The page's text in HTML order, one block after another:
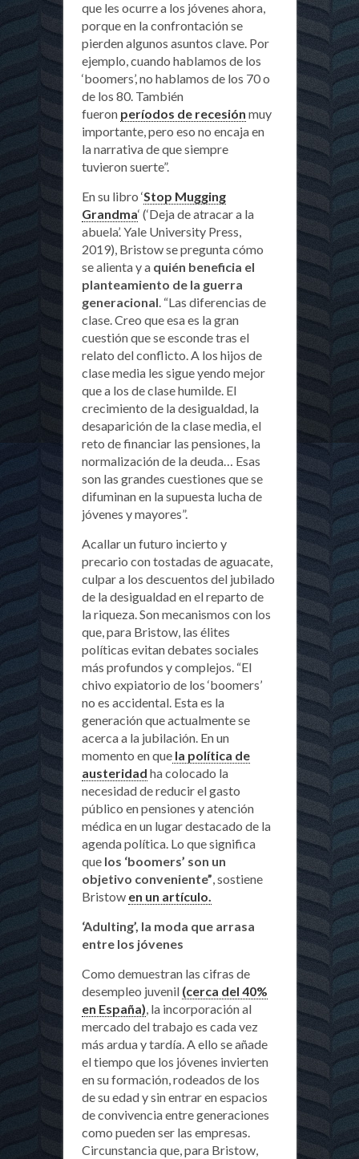
que les ocurre a los jóvenes ahora,
porque en la confrontación se
pierden algunos asuntos clave. Por
ejemplo, cuando hablamos de los
‘boomers’, no hablamos de los 70 o
de los 80. También
fueron períodos de recesión muy
importante, pero eso no encaja en
la narrativa de que siempre
tuvieron suerte”.
En su libro ‘Stop Mugging
Grandma‘ (‘Deja de atracar a la
abuela’. Yale University Press,
2019), Bristow se pregunta cómo
se alienta y a quién beneficia el
planteamiento de la guerra
generacional. “Las diferencias de
clase. Creo que esa es la gran
cuestión que se esconde tras el
relato del conflicto. A los hijos de
clase media les sigue yendo mejor
que a los de clase humilde. El
crecimiento de la desigualdad, la
desaparición de la clase media, el
reto de financiar las pensiones, la
normalización de la deuda… Esas
son las grandes cuestiones que se
difuminan en la supuesta lucha de
jóvenes y mayores”.
Acallar un futuro incierto y
precario con tostadas de aguacate,
culpar a los descuentos del jubilado
de la desigualdad en el reparto de
la riqueza. Son mecanismos con los
que, para Bristow, las élites
políticas evitan debates sociales
más profundos y complejos. “El
chivo expiatorio de los ‘boomers’
no es accidental. Esta es la
generación que actualmente se
acerca a la jubilación. En un
momento en que la política de
austeridad ha colocado la
necesidad de reducir el gasto
público en pensiones y atención
médica en un lugar destacado de la
agenda política. Lo que significa
que los ‘boomers’ son un
objetivo conveniente”, sostiene
Bristow en un artículo.
‘Adulting’, la moda que arrasa
entre los jóvenes
Como demuestran las cifras de
desempleo juvenil (cerca del 40%
en España), la incorporación al
mercado del trabajo es cada vez
más ardua y tardía. A ello se añade
el tiempo que los jóvenes invierten
en su formación, rodeados de los
de su edad y sin entrar en espacios
de convivencia entre generaciones
como pueden ser las empresas.
Circunstancia que, para Bristow,